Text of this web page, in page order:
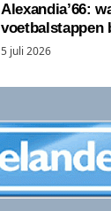
Alexandia’66:
voetbalstappen
5 juli 2026